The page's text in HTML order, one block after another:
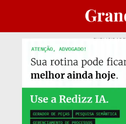
PUBLICIDADE